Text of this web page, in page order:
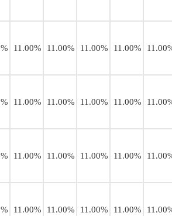
11.00% 11.00% 11.00% 11.00%
11.00% 11.00% 11.00% 11.00%
11.00% 11.00% 11.00% 11.00%
11.00% 11.00% 11.00% 11.00%